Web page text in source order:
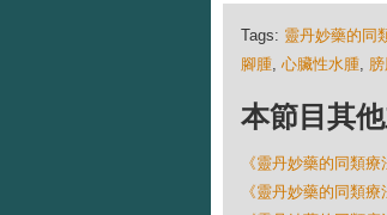
Tags: 靈丹妙藥的同
腳腫, 心臟性水腫,
本節目其
《靈丹妙藥的同類
《靈丹妙藥的同類